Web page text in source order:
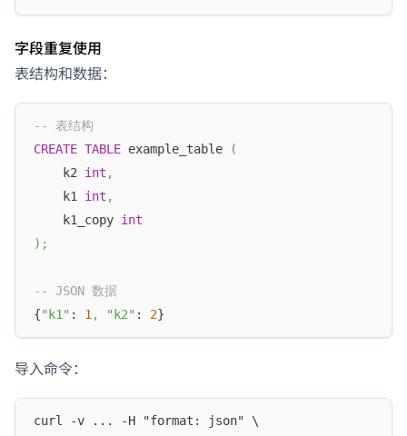
字段重复使用
表结构和数据：
-- 表结构
CREATE TABLE example_table
(
    k2
int ,
    k1
int ,
    k1_copy
int
) ;
-- JSON 数据
{"k1" : 1 , "k2" : 2}
导入命令：
curl -v ... -H "format: json" \